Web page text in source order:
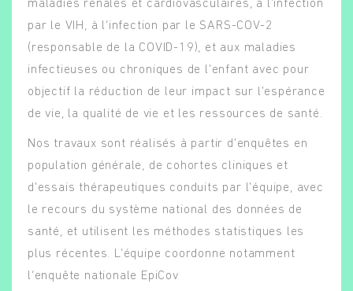
maladies rénales et cardiovasculaires, à l'infection
par le VIH, à l’infection par le SARS-COV-2
(responsable de la COVID-19), et aux maladies
infectieuses ou chroniques de l'enfant avec pour
objectif la réduction de leur impact sur l'espérance
de vie, la qualité de vie et les ressources de santé.
Nos travaux sont réalisés à partir d'enquêtes en
population générale, de cohortes cliniques et
d'essais thérapeutiques conduits par l'équipe, avec
le recours du système national des données de
santé, et utilisent les méthodes statistiques les
plus récentes. L’équipe coordonne notamment
l’enquête nationale EpiCov